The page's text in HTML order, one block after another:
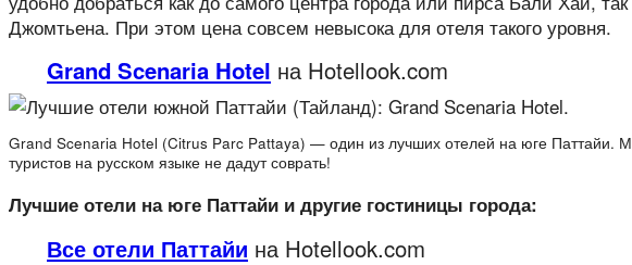
Джомтьена. При этом цена совсем невысока для отеля такого уровня.
Grand Scenaria Hotel на Hotellook.com
Grand Scenaria Hotel (Citrus Parc Pattaya) — один из лучших отелей на юге Паттайи.
туристов на русском языке не дадут соврать!
Лучшие отели на юге Паттайи и другие гостиницы города:
Все отели Паттайи на Hotellook.com